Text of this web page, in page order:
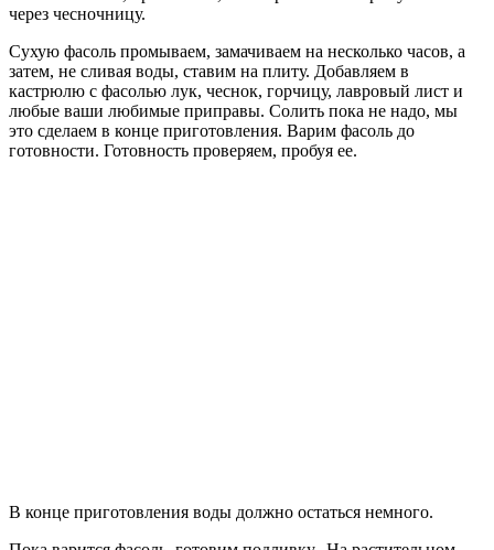
через чесночницу.
Сухую фасоль промываем, замачиваем на несколько часов, а
затем, не сливая воды, ставим на плиту. Добавляем в
кастрюлю с фасолью лук, чеснок, горчицу, лавровый лист и
любые ваши любимые приправы. Солить пока не надо, мы
это сделаем в конце приготовления. Варим фасоль до
готовности. Готовность проверяем, пробуя ее.
В конце приготовления воды должно остаться немного.